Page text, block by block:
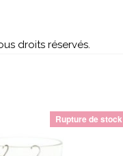
droits réservés.
Rupture de stock